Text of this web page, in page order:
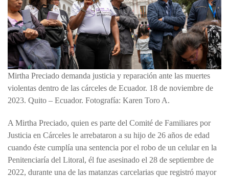
Mirtha Preciado demanda justicia y reparación ante las muertes
violentas dentro de las cárceles de Ecuador. 18 de noviembre de
2023. Quito – Ecuador. Fotografía: Karen Toro A.
A Mirtha Preciado, quien es parte del Comité de Familiares por
Justicia en Cárceles le arrebataron a su hijo de 26 años de edad
cuando éste cumplía una sentencia por el robo de un celular en la
Penitenciaría del Litoral, él fue asesinado el 28 de septiembre de
2022, durante una de las matanzas carcelarias que registró mayor